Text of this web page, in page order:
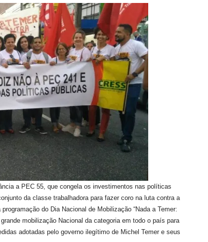
a PEC 55, que congela os investimentos nas políticas
da classe trabalhadora para fazer coro na luta contra a
do Dia Nacional de Mobilização “Nada a Temer:
mobilização Nacional da categoria em todo o país para
adotadas pelo governo ilegítimo de Michel Temer e seus